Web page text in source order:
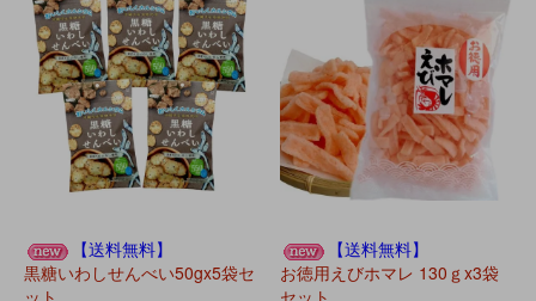
【送料無料】
黒糖いわしせんべい50gx5袋セ
【送料無料】
お徳用えびホマレ 130ｇx3袋